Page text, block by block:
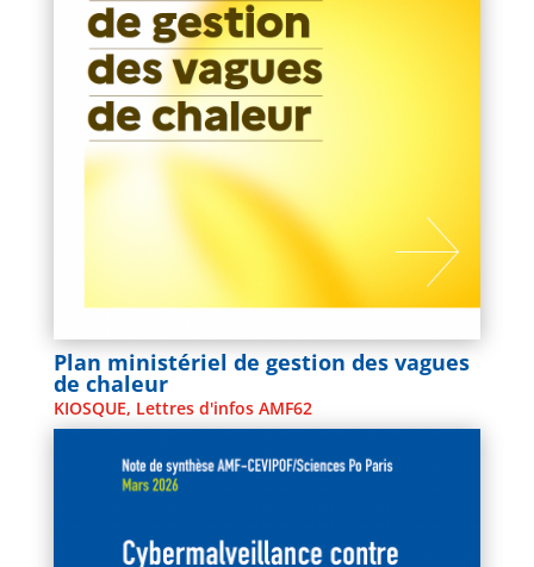
Plan ministériel de gestion des vagues
de chaleur
KIOSQUE, Lettres d'infos AMF62